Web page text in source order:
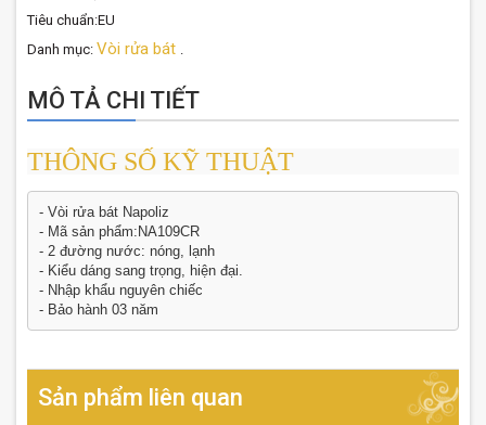
Tiêu chuẩn:EU
Danh mục: Vòi rửa bát .
MÔ TẢ CHI TIẾT
THÔNG SỐ KỸ THUẬT
- Vòi rửa bát Napoliz
- Mã sản phẩm:NA109CR
- 2 đường nước: nóng, lạnh
- Kiểu dáng sang trọng, hiện đại.
- Nhập khẩu nguyên chiếc
- Bảo hành 03 năm
Sản phẩm liên quan